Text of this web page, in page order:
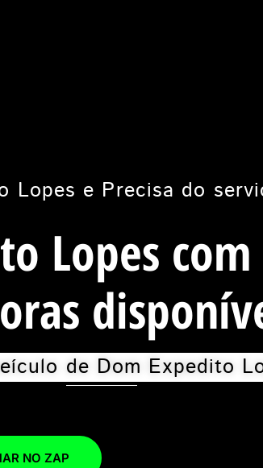
Lopes e Precisa do
Lopes
de Dom Expedito
NO ZAP